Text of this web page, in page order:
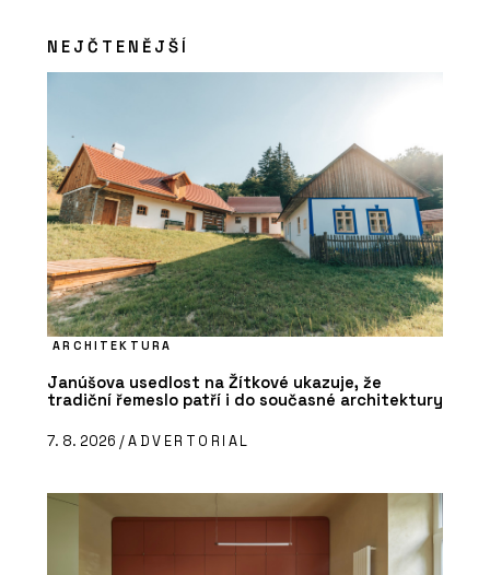
PRODUKTY
Komínový odsavač par Maris Modular
- Franke
NEJČTENĚJŠÍ
ARCHITEKTURA
Janúšova usedlost na Žítkové ukazuje, že
tradiční řemeslo patří i do současné architektury
7. 8. 2026 /ADVERTORIAL